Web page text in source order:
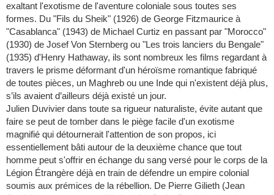
exaltant l'exotisme de l'aventure coloniale sous toutes ses
formes. Du "Fils du Sheik" (1926) de George Fitzmaurice à
"Casablanca" (1943) de Michael Curtiz en passant par "Morocco"
(1930) de Josef Von Sternberg ou "Les trois lanciers du Bengale"
(1935) d'Henry Hathaway, ils sont nombreux les films regardant à
travers le prisme déformant d'un héroïsme romantique fabriqué
de toutes pièces, un Maghreb ou une Inde qui n'existent déjà plus,
s’ils avaient d’ailleurs déjà existé un jour.
Julien Duvivier dans toute sa rigueur naturaliste, évite autant que
faire se peut de tomber dans le piège facile d'un exotisme
magnifié qui détournerait l'attention de son propos, ici
essentiellement bâti autour de la deuxième chance que tout
homme peut s'offrir en échange du sang versé pour le corps de la
Légion Étrangère déjà en train de défendre un empire colonial
soumis aux prémices de la rébellion. De Pierre Gilieth (Jean